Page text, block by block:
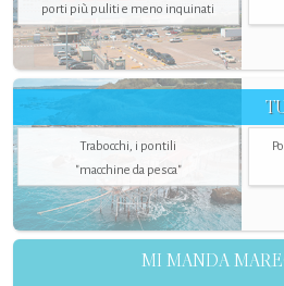
porti più puliti e meno inquinati
Trabocchi, i pontili
"macchine da pesca"
MI MANDA